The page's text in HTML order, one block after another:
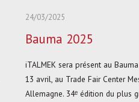
24/03/2025
Bauma 2025
iTALMEK sera présent au
13 avril, au Trade Fair Center
Allemagne. 34ᵉ édition du plus